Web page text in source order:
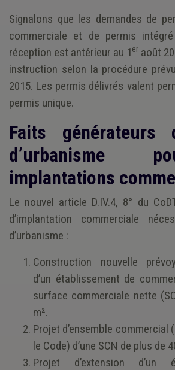
Signalons que les demandes de
commerciale et de permis
réception est antérieur au 1er août
instruction selon la procédure
2015. Les permis délivrés valent
permis unique.
Faits générateurs
d’urbanisme
implantations
Le nouvel article D.IV.4, 8° du
d’implantation commerciale
d’urbanisme :
Construction nouvelle
d’un établissement de
surface commerciale nette
m².
Projet d’ensemble commercial
le Code) d’une SCN de plus de
Projet d’extension d’un